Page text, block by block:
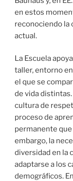
en estos
reconociendo la
actual.
La Escuela
taller, entorno en
el que se
de vida distintas.
cultura de
proceso de
permanente
embargo, la
diversidad en la
adaptarse a los
demográficos.